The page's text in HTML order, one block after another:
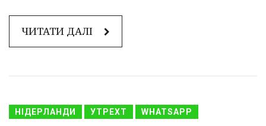
ЧИТАТИ ДАЛІ
НІДЕРЛАНДИ УТРЕХТ WHATSAPP